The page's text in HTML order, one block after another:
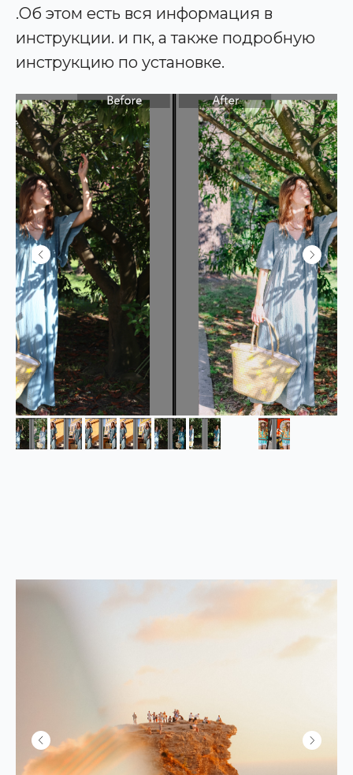
.Об этом есть вся информация в
инструкции. и пк, а также подробную
инструкцию по установке.